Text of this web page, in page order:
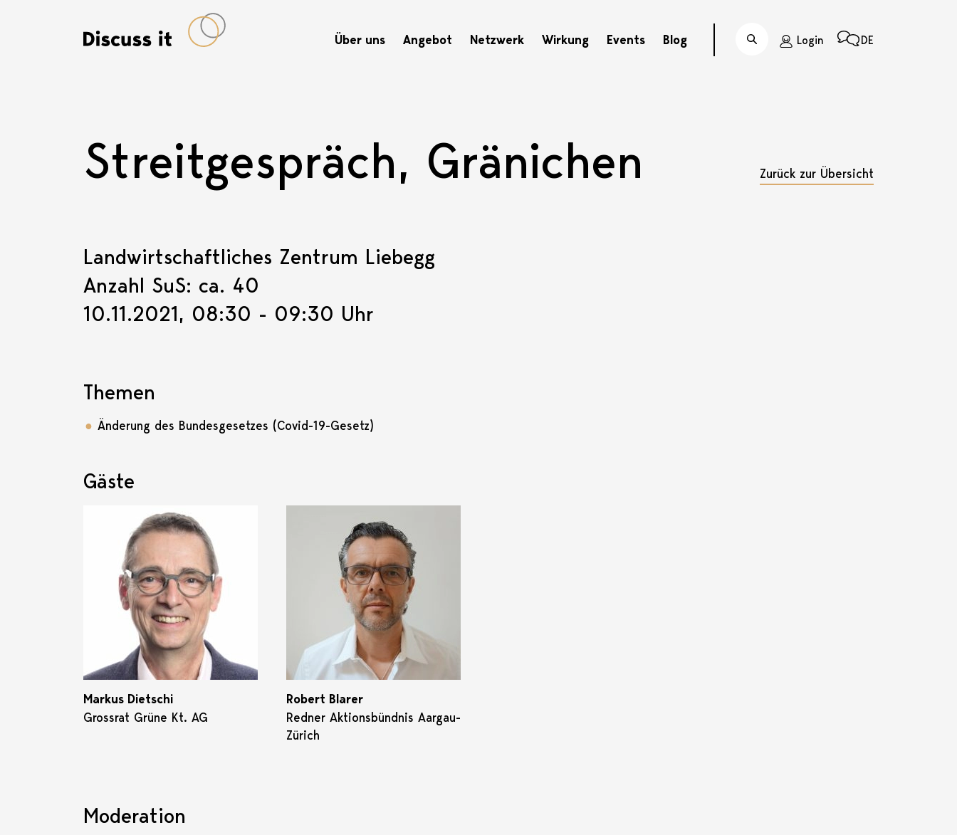
Hauptnavigation
Über uns Angebot Netzwerk Wirkung Events Blog Suche Login DE
Zurück zur Übersicht
Streitgespräch, Gränichen
Landwirtschaftliches Zentrum Liebegg
Anzahl SuS: ca. 40
10.11.2021, 08:30 - 09:30 Uhr
Themen
Änderung des Bundesgesetzes (Covid-19-Gesetz)
Gäste
Markus Dietschi
Grossrat Grüne Kt. AG
Robert Blarer
Redner Aktionsbündnis Aargau-
Zürich
Moderation